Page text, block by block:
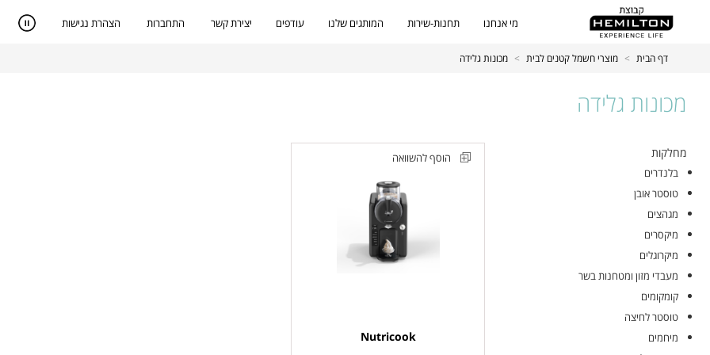
מי אנחנו תחנות-שירות המותגים שלנו עודפים יצירת קשר התחברות הצהרת נגישות
דף הבית > מוצרי חשמל קטנים לבית > מכונות גלידה
מכונות גלידה
מחלקות
בלנדרים
טוסטר אובן
מגהצים
מיקסרים
מיקרוגלים
מעבדי מזון ומטחנות בשר
קומקומים
טוסטר לחיצה
מיחמים
כל
המוצרים
הוסף להשוואה
נוטריקוק
Nutricook
Nutricook